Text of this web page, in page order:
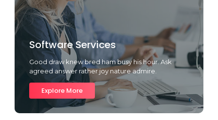
Software Services
Good draw knew bred ham busy his hour. Ask
agreed answer rather joy nature admire.
Explore More